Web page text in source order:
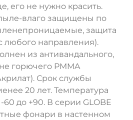
его не нужно красить.
влаго защищены по
защита
любого направления).
из антивандального,
горючего PMMA
Срок службы
20 лет. Температура
60 до +90. В серии GLOBE
фонари в настенном